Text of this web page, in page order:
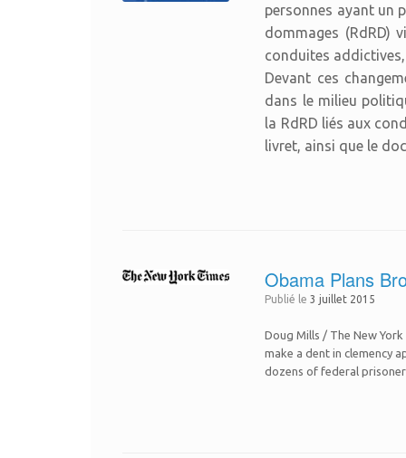
personnes ayant un
dommages (RdRD)
conduites
Devant ces
dans le milieu
la RdRD liés aux
livret, ainsi que le
Obama Plans
Publié le3 juillet 2015
Doug Mills / The New
make a dent in clemency
dozens of federal